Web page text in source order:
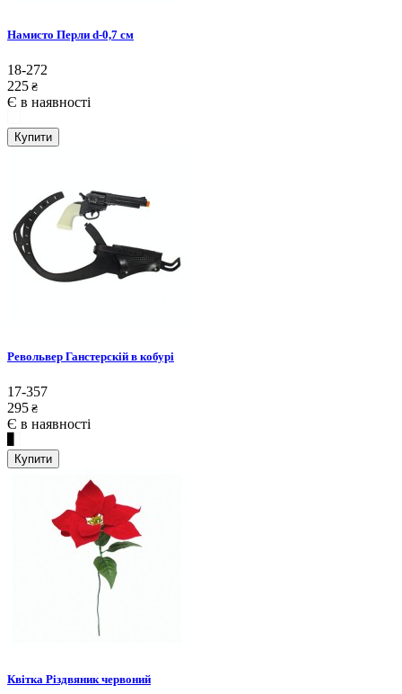
Намисто Перли d-0,7 см
18-272
225 ₴
Є в наявності
Купити
Револьвер Ганстерскій в кобурі
17-357
295 ₴
Є в наявності
Купити
Квітка Різдвяник червоний